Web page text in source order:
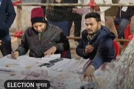
ELECTION चुनाव